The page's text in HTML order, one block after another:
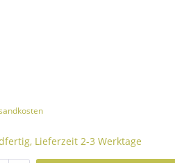
Lieferzeit 2-3 Werktage